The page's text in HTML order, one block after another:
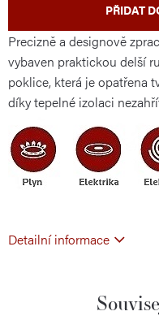
PŘIDAT
Precizně a designově
vybaven praktickou delší
poklice, která je opatřena
díky tepelné izolaci
Detailní informace